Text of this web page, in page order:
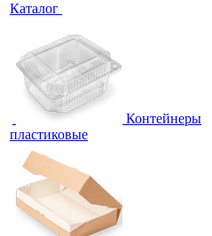
Каталог
Контейнеры
пластиковые